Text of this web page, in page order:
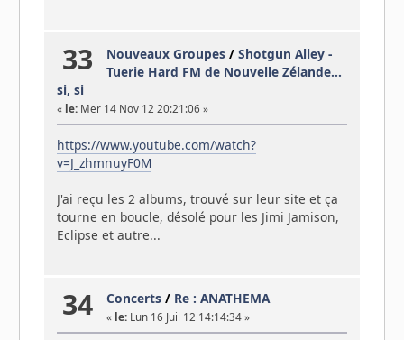
33 Nouveaux Groupes /Shotgun Alley -
Tuerie Hard FM de Nouvelle Zélande...
si, si
« le:Mer 14 Nov 12 20:21:06 »
https://www.youtube.com/watch?
v=J_zhmnuyF0M
J'ai reçu les 2 albums, trouvé sur leur site et ça
tourne en boucle, désolé pour les Jimi Jamison,
Eclipse et autre...
34 Concerts / Re : ANATHEMA
« le: Lun 16 Juil 12 14:14:34 »